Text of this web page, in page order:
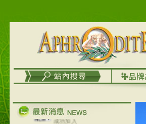
列，可以郵寄至部分亞太
在外租屋者、居住處無管
理員、不方便在工作地點
取件者，歡迎多多使用
【郵局i郵箱】的服務喔～
【i郵箱】設立的地點，請
成功加入
Line@aphrodite2020 24小